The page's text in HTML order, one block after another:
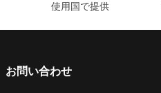
使用国で提供
お問い合わせ